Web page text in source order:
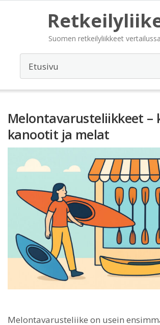
Suomen retkeilyliikkeet vertailussa
Melontavarusteliikkeet –
kanootit ja melat
Melontavarusteliike on usein